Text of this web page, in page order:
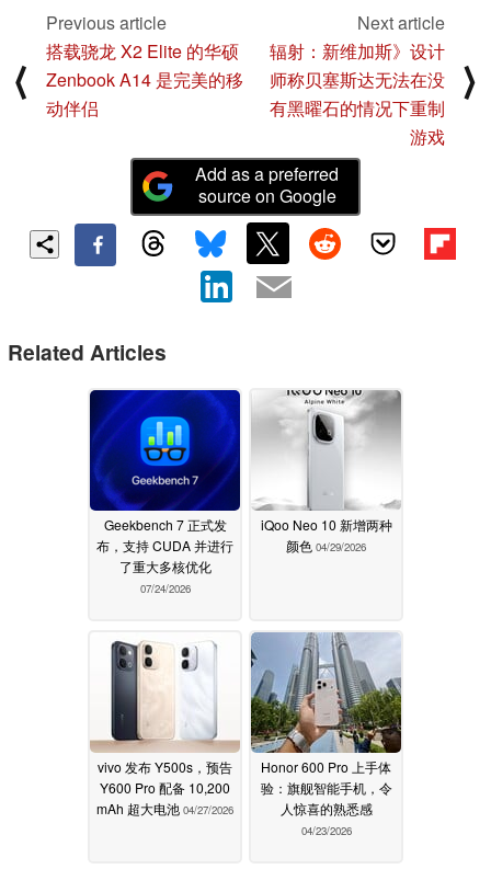
⟨
Previous article
搭载骁龙 X2 Elite 的华硕
Zenbook A14 是完美的移
动伴侣
Next article
辐射：新维加斯》设计
师称贝塞斯达无法在没
有黑曜石的情况下重制
游戏
⟩
Add as a preferred
source on Google
Related Articles
Geekbench 7 正式发
布，支持 CUDA 并进行
了重大多核优化
07/24/2026
iQoo Neo 10 新增两种
颜色 04/29/2026
vivo 发布 Y500s，预告
Y600 Pro 配备 10,200
mAh 超大电池 04/27/2026
Honor 600 Pro 上手体
验：旗舰智能手机，令
人惊喜的熟悉感
04/23/2026